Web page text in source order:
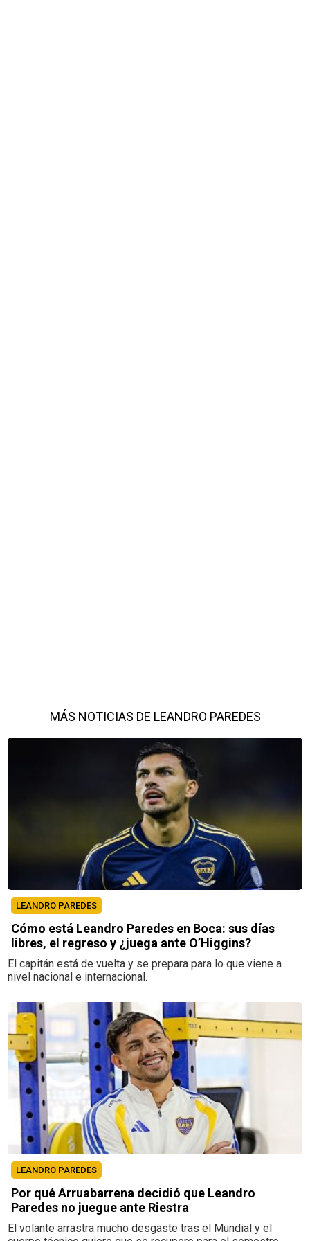
MÁS NOTICIAS DE LEANDRO PAREDES
LEANDRO PAREDES
Cómo está Leandro Paredes en Boca: sus días
libres, el regreso y ¿juega ante O’Higgins?
El capitán está de vuelta y se prepara para lo que viene a
nivel nacional e internacional.
LEANDRO PAREDES
Por qué Arruabarrena decidió que Leandro
Paredes no juegue ante Riestra
El volante arrastra mucho desgaste tras el Mundial y el